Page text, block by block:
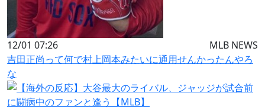
12/01 07:26
MLB NEWS
吉田正尚って何で村上岡本みたいに通用せんかったんやろ
な